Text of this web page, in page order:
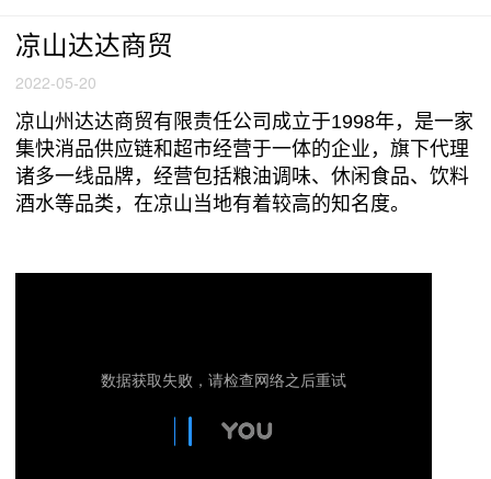
凉山达达商贸
2022-05-20
凉山州达达商贸有限责任公司成立于1998年，是一家
集快消品供应链和超市经营于一体的企业，旗下代理
诸多一线品牌，经营包括粮油调味、休闲食品、饮料
酒水等品类，在凉山当地有着较高的知名度。